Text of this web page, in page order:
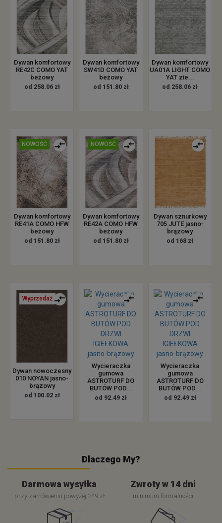
Dywan komfortowy
RE42C COMO YAT
beżowy
od 258.06 zł
Dywan komfortowy
SW41D COMO YAT
beżowy
od 151.80 zł
Dywan komfortowy
UA01A LIGHT COMO
YAT zie...
od 258.06 zł
NOWOŚĆ
Dywan komfortowy
RE41A COMO HFW
beżowy
od 151.80 zł
NOWOŚĆ
Dywan komfortowy
RE42A COMO HFW
beżowy
od 151.80 zł
Dywan sznurkowy
705 JUTE jasno-
brązowy
od 168 zł
Wyprzedaż
Dywan nowoczesny
010 NOYAN jasno-
brązowy
od 100.02 zł
Wycieraczka
gumowa
ASTROTURF DO
BUTÓW POD...
od 92.49 zł
Wycieraczka
gumowa
ASTROTURF DO
BUTÓW POD...
od 92.49 zł
Dlaczego My?
Darmowa wysyłka
przy zamówieniu powyżej 249 zł
Zwroty w 14 dni
minimum formalności